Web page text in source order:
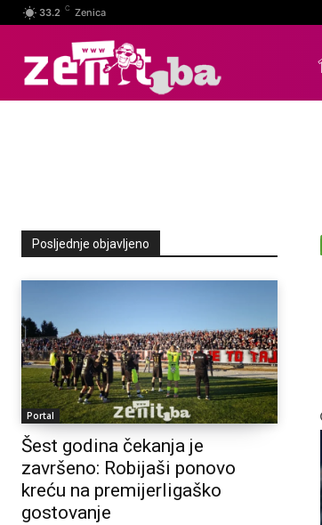
33.2 C Zenica
Posljednje objavljeno
Portal
Šest godina čekanja je
završeno: Robijaši ponovo
kreću na premijerligaško
gostovanje